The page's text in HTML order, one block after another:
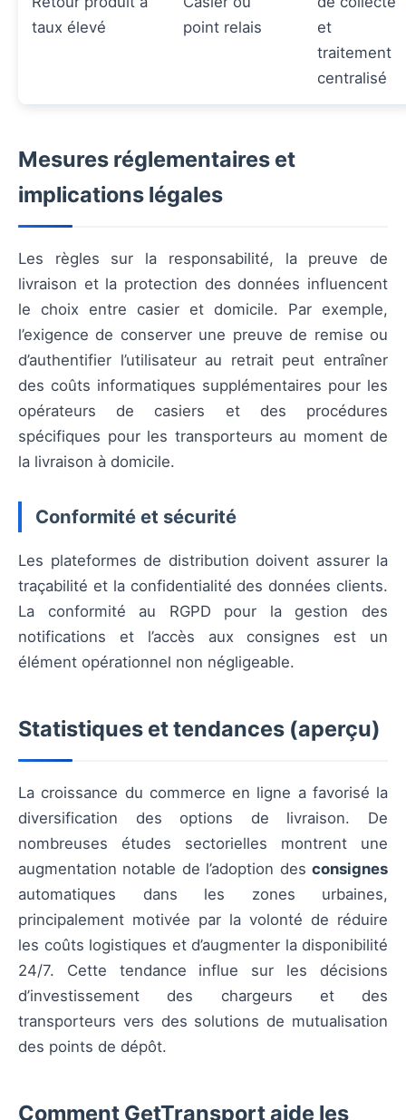
taux élevé
point relais
et
traitement
centralisé
Mesures réglementaires et
implications légales
Les règles sur la responsabilité, la preuve de
livraison et la protection des données influencent
le choix entre casier et domicile. Par exemple,
l’exigence de conserver une preuve de remise ou
d’authentifier l’utilisateur au retrait peut entraîner
des coûts informatiques supplémentaires pour les
opérateurs de casiers et des procédures
spécifiques pour les transporteurs au moment de
la livraison à domicile.
Conformité et sécurité
Les plateformes de distribution doivent assurer la
traçabilité et la confidentialité des données clients.
La conformité au RGPD pour la gestion des
notifications et l’accès aux consignes est un
élément opérationnel non négligeable.
Statistiques et tendances (aperçu)
La croissance du commerce en ligne a favorisé la
diversification des options de livraison. De
nombreuses études sectorielles montrent une
augmentation notable de l’adoption des consignes
automatiques dans les zones urbaines,
principalement motivée par la volonté de réduire
les coûts logistiques et d’augmenter la disponibilité
24/7. Cette tendance influe sur les décisions
d’investissement des chargeurs et des
transporteurs vers des solutions de mutualisation
des points de dépôt.
Comment GetTransport aide les